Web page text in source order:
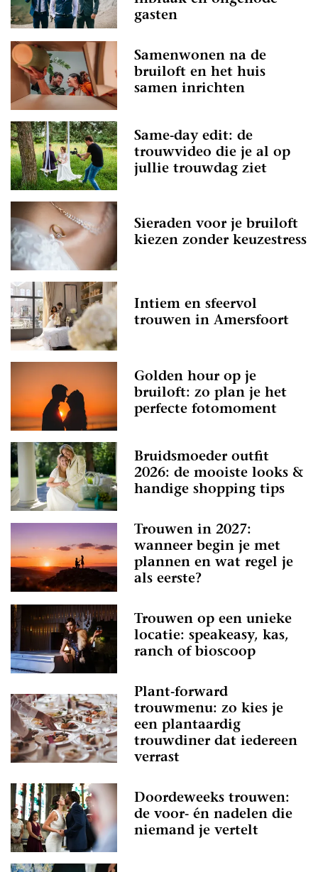
gasten
Samenwonen na de
bruiloft en het huis
samen inrichten
Same-day edit: de
trouwvideo die je al op
jullie trouwdag ziet
Sieraden voor je bruiloft
kiezen zonder keuzestress
Intiem en sfeervol
trouwen in Amersfoort
Golden hour op je
bruiloft: zo plan je het
perfecte fotomoment
Bruidsmoeder outfit
2026: de mooiste looks &
handige shopping tips
Trouwen in 2027:
wanneer begin je met
plannen en wat regel je
als eerste?
Trouwen op een unieke
locatie: speakeasy, kas,
ranch of bioscoop
Plant-forward
trouwmenu: zo kies je
een plantaardig
trouwdiner dat iedereen
verrast
Doordeweeks trouwen:
de voor- én nadelen die
niemand je vertelt